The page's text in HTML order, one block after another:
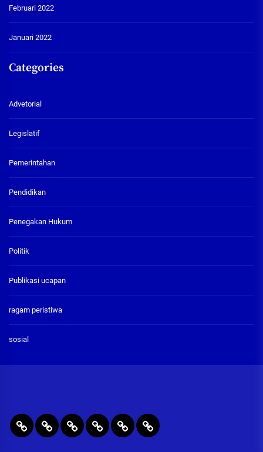
Februari 2022
Januari 2022
Categories
Advetorial
Legislatif
Pemerintahan
Pendidikan
Penegakan Hukum
Politik
Publikasi ucapan
ragam peristiwa
sosial
BERITA RAGAM PENEGAKANPENDIDIKAN
PublikasiADVETORIAL